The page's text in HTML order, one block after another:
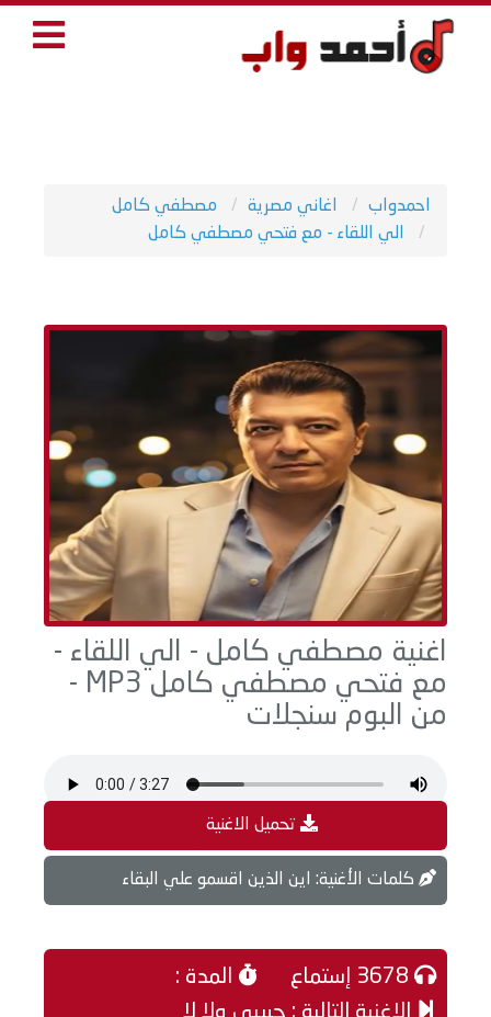
احمدواب اغاني مصرية
مصطفي كامل
الي اللقاء - مع فتحي مصطفي كامل
اغنية مصطفي كامل - الي اللقاء -
مع فتحي مصطفي كامل MP3 -
من البوم سنجلات
تحميل الاغنية
كلمات الأغنية: اين الذين اقسمو علي البقاء
المدة :
الاغنية التالية : حبيبي ولا لا